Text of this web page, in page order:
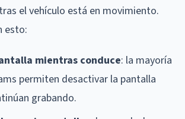
el vehículo está en movimiento.
esto:
mientras conduce: la mayoría
permiten desactivar la pantalla
grabando.